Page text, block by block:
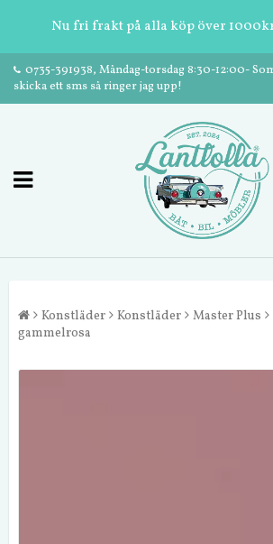
Nu fri frakt på alla köp över
0735-391938, Måndag-torsdag 8:30-12:00-
skicka ett sms så ringer jag upp!
Konstläder Konstläder Master Plus
gammelrosa